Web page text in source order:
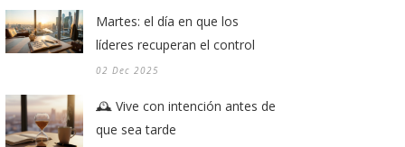
Martes: el día en que los
líderes recuperan el control
02 Dec 2025
🕰️ Vive con intención antes de
que sea tarde